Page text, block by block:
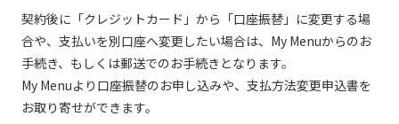
徳島大正銀行／栃木銀行／鳥取銀行／トマト銀行／富
山銀行／富山第一銀行
な行
長崎銀行／長野銀行／名古屋銀行／南都銀行／西日本
シティ銀行
契約後に「クレジットカード」から「口座振替」に変更する場
合や、支払いを別口座へ変更したい場合は、My Menuからのお
手続き、もしくは郵送でのお手続きとなります。
My Menuより口座振替のお申し込みや、支払方法変更申込書を
お取り寄せができます。